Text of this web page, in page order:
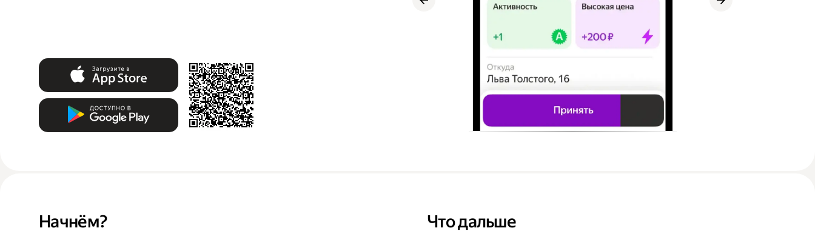
Начнём? Что дальше